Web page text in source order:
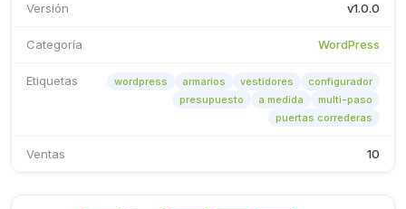
Versión v1.0.0
Categoría WordPress
Etiquetas wordpress armarios vestidores
configurador
presupuesto
a medida
multi-paso
puertas correderas
Ventas 10